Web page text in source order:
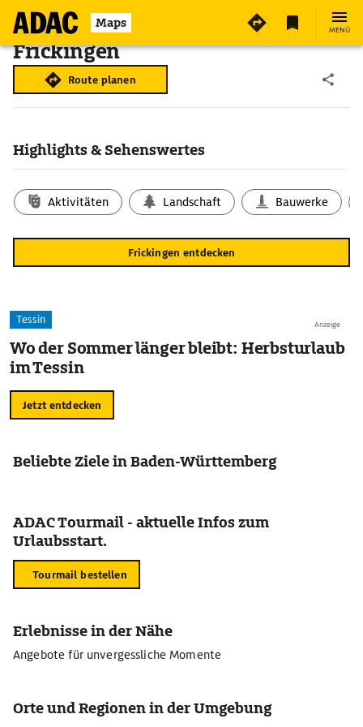
Maps MENÜ
Frickingen
Route planen
Highlights & Sehenswertes
Aktivitäten Landschaft Bauwerke
Frickingen entdecken
Anzeige
Tessin
Wo der Sommer länger bleibt: Herbsturlaub
im Tessin
Jetzt entdecken
Beliebte Ziele in Baden-Württemberg
ADAC Tourmail - aktuelle Infos zum
Urlaubsstart.
Tourmail bestellen
Erlebnisse in der Nähe
Angebote für unvergessliche Momente
Orte und Regionen in der Umgebung